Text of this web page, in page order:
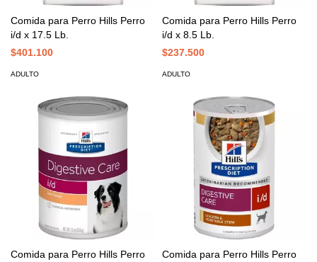
Comida para Perro Hills Perro
i/d x 17.5 Lb.
$401.100
ADULTO
Comida para Perro Hills Perro
i/d x 8.5 Lb.
$237.500
ADULTO
Comida para Perro Hills Perro
Comida para Perro Hills Perro